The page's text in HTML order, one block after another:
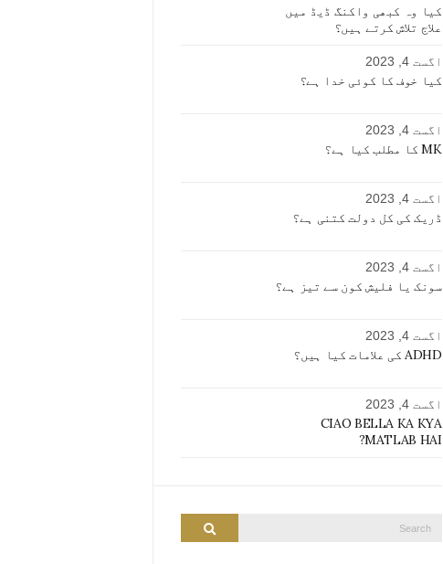
کیا وہ کبھی واکنگ ڈیڈ میں
علاج تلاش کرتے ہیں؟
اگست 4, 2023
کیا خوف کا کوئی خدا ہے؟
اگست 4, 2023
MK کا مطلب کیا ہے؟
اگست 4, 2023
ڈریک کی کل دولت کتنی ہے؟
اگست 4, 2023
سونک یا فلیش کون سے تیز ہے؟
اگست 4, 2023
ADHD کی علامات کیا ہیں؟
اگست 4, 2023
CIAO BELLA KA KYA
MATLAB HAI?
Search
SEARCH